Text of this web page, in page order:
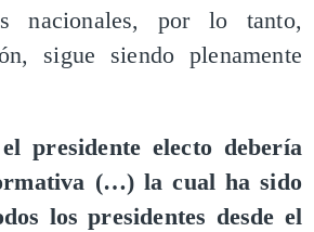
nacionales, por lo tanto,
sigue siendo plenamente
presidente electo debería
(…) la cual ha sido
los presidentes desde el